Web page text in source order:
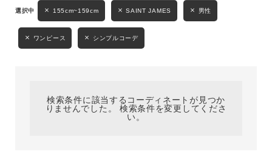
性別
MENS LADIES KIDS
155cm~159cm SAINT JAMES 男性
ワンピース シンプルコーデ
検索条件に該当するコーディネートが見つか
りませんでした。 検索条件を変更してくださ
い。